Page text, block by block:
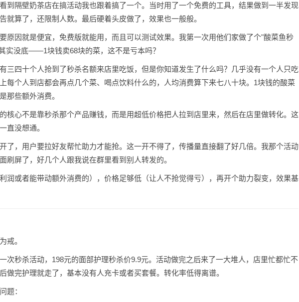
到隔壁奶茶店在搞活动我也跟着搞了一个。当时用了一个免费的工具，结果做到一半发现
就算了，还限制人数。最后硬着头皮做了，效果也一般般。
原因就是便宜，免费版就能用，而且可以测试效果。我第一次用他们家做了个"酸菜鱼秒
实没底——1块钱卖68块的菜，这不是亏本吗？
三四十个人抢到了秒杀名额来店里吃饭，但是你知道发生了什么吗？几乎没有一个人只吃
每个人到店都会再点几个菜、喝点饮料什么的，人均消费算下来七八十块。1块钱的酸菜
那些额外消费。
核心不是靠秒杀那个产品赚钱，而是用超低价格把人拉到店里来，然后在店里做转化。这
直没想通。
了，用户要拉好友帮忙助力才能抢。这一开不得了，传播量直接翻了好几倍。我那个活动
刷屏了，好几个人跟我说在群里看到别人转发的。
润或者能带动额外消费的），价格足够低（让人不抢觉得亏），再开个助力裂变，效果基
戒。
次秒杀活动，198元的面部护理秒杀价9.9元。活动做完之后来了一大堆人，店里忙都忙不
完护理就走了，基本没有人充卡或者买套餐。转化率低得离谱。
题：